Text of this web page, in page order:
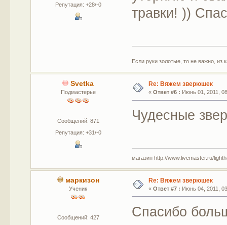
Репутация: +28/-0
травки! ))
Если руки золотые, то не важно, из
Svetka
Подмастерье
Сообщений: 871
Репутация: +31/-0
Re: Вяжем зверюшек
« Ответ #6 : Июнь 01, 2011,
Чудесные
магазин http://www.livemaster.ru/
маркизон
Ученик
Сообщений: 427
Re: Вяжем зверюшек
« Ответ #7 : Июнь 04, 2011,
Спасибо